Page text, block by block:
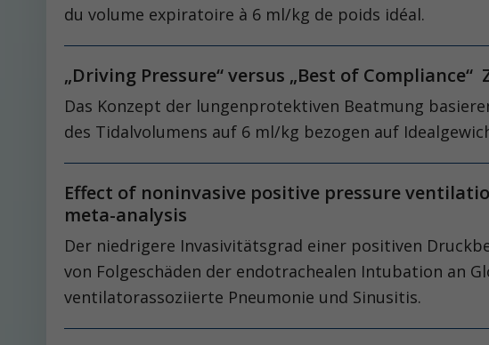
du volume expiratoire à 6 ml/kg de poids idéal.
„Driving Pressure“ versus „Best of
Das Konzept der lungenprotektiven Beatmung
des Tidalvolumens auf 6 ml/kg bezogen auf
Effect of noninvasive positive pressure
meta-analysis
Der niedrigere Invasivitätsgrad einer positiven
von Folgeschäden der endotrachealen Intubation an
ventilatorassoziierte Pneumonie und Sinusitis.